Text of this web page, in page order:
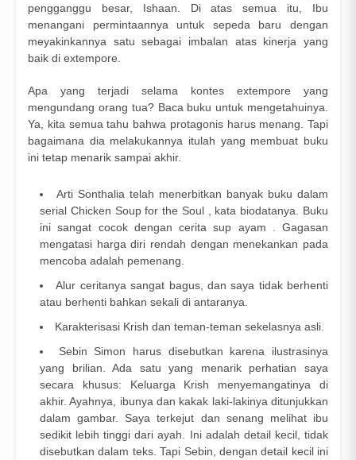
pengganggu besar, Ishaan. Di atas semua itu, Ibu
menangani permintaannya untuk sepeda baru dengan
meyakinkannya satu sebagai imbalan atas kinerja yang
baik di extempore.
Apa yang terjadi selama kontes extempore yang
mengundang orang tua? Baca buku untuk mengetahuinya.
Ya, kita semua tahu bahwa protagonis harus menang. Tapi
bagaimana dia melakukannya itulah yang membuat buku
ini tetap menarik sampai akhir.
Arti Sonthalia telah menerbitkan banyak buku dalam
serial Chicken Soup for the Soul , kata biodatanya. Buku
ini sangat cocok dengan cerita sup ayam . Gagasan
mengatasi harga diri rendah dengan menekankan pada
mencoba adalah pemenang.
Alur ceritanya sangat bagus, dan saya tidak berhenti
atau berhenti bahkan sekali di antaranya.
Karakterisasi Krish dan teman-teman sekelasnya asli.
Sebin Simon harus disebutkan karena ilustrasinya
yang brilian. Ada satu yang menarik perhatian saya
secara khusus: Keluarga Krish menyemangatinya di
akhir. Ayahnya, ibunya dan kakak laki-lakinya ditunjukkan
dalam gambar. Saya terkejut dan senang melihat ibu
sedikit lebih tinggi dari ayah. Ini adalah detail kecil, tidak
disebutkan dalam teks. Tapi Sebin, dengan detail kecil ini